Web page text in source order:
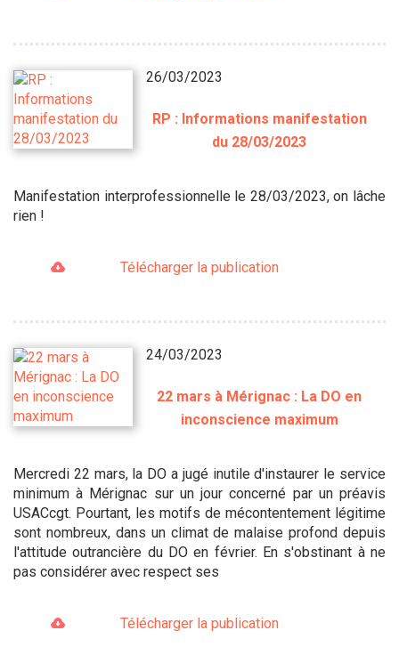
26/03/2023
RP : Informations manifestation
du 28/03/2023
Manifestation interprofessionnelle le 28/03/2023, on lâche
rien !
Télécharger la publication
24/03/2023
22 mars à Mérignac : La DO en
inconscience maximum
Mercredi 22 mars, la DO a jugé inutile d'instaurer le service
minimum à Mérignac sur un jour concerné par un préavis
USACcgt. Pourtant, les motifs de mécontentement légitime
sont nombreux, dans un climat de malaise profond depuis
l'attitude outrancière du DO en février. En s'obstinant à ne
pas considérer avec respect ses
Télécharger la publication